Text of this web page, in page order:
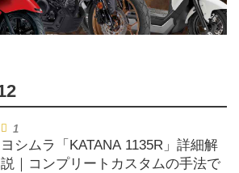
ヨシムラ「KATANA 1135R」詳細解
説｜コンプリートカスタムの手法で